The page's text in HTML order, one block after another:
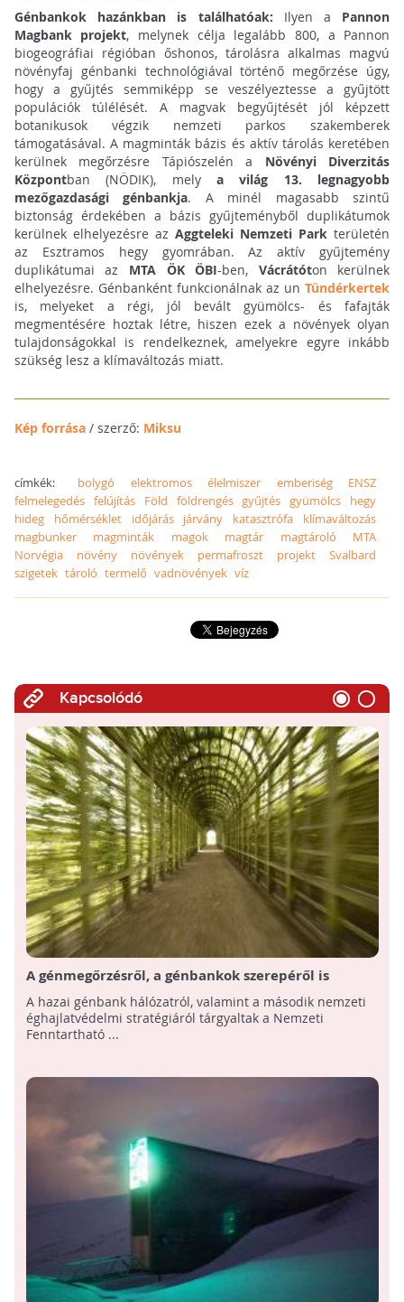
Génbankok hazánkban is találhatóak: Ilyen a Pannon
Magbank projekt, melynek célja legalább 800, a Pannon
biogeográfiai régióban őshonos, tárolásra alkalmas magvú
növényfaj génbanki technológiával történő megőrzése úgy,
hogy a gyűjtés semmiképp se veszélyeztesse a gyűjtött
populációk túlélését. A magvak begyűjtését jól képzett
botanikusok végzik nemzeti parkos szakemberek
támogatásával. A magminták bázis és aktív tárolás keretében
kerülnek megőrzésre Tápiószelén a Növényi Diverzitás
Központban (NÖDIK), mely a világ 13. legnagyobb
mezőgazdasági génbankja. A minél magasabb szintű
biztonság érdekében a bázis gyűjteményből duplikátumok
kerülnek elhelyezésre az Aggteleki Nemzeti Park területén
az Esztramos hegy gyomrában. Az aktív gyűjtemény
duplikátumai az MTA ÖK ÖBI-ben, Vácrátóton kerülnek
elhelyezésre. Génbanként funkcionálnak az unTündérkertek
is, melyeket a régi, jól bevált gyümölcs- és fafajták
megmentésére hoztak létre, hiszen ezek a növények olyan
tulajdonságokkal is rendelkeznek, amelyekre egyre inkább
szükség lesz a klímaváltozás miatt.
Kép forrása/ szerző: Miksu
címkék: bolygó elektromos élelmiszer emberiség
ENSZ
felmelegedés felújítás Föld földrengés gyűjtés gyümölcs
hegy
hideg
hőmérséklet időjárás járvány katasztrófa
klímaváltozás
magbunker
magminták magok magtár magtároló
MTA
Norvégia
növény növények permafroszt projekt
Svalbard
szigetek tároló termelő vadnövények víz
Kapcsolódó
A génmegőrzésről, a génbankok szerepéről is
tárgyaltak a Nemzeti Fenntartható Fejlődési
Tanácsban
A hazai génbank hálózatról, valamint a második nemzeti
éghajlatvédelmi stratégiáról tárgyaltak a Nemzeti
Fenntartható ...